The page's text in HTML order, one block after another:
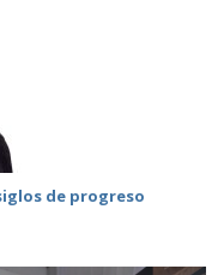
de progreso